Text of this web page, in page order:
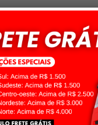
(SALITRE DO CHILE) 1000GR
DINÂMICA
R$ 50,00
R$ 47,50 com 5% off
ou1xdeR$ 47,50 no cartão